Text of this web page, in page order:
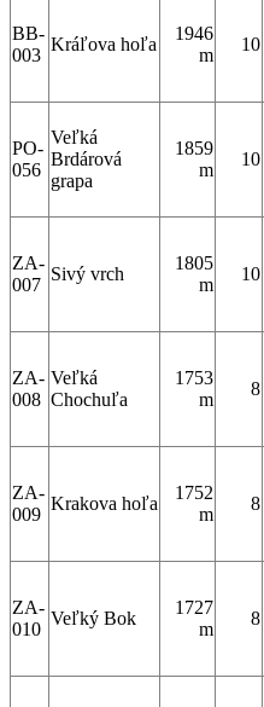
BB-
003
Kráľova hoľa
1946
m
10
PO-
056
Veľká
Brdárová
grapa
1859
m
10
ZA-
007
Sivý vrch
1805
m
10
ZA-
008
Veľká
Chochuľa
1753
m
8
ZA-
009
Krakova hoľa
1752
m
8
ZA-
010
Veľký Bok
1727
m
8